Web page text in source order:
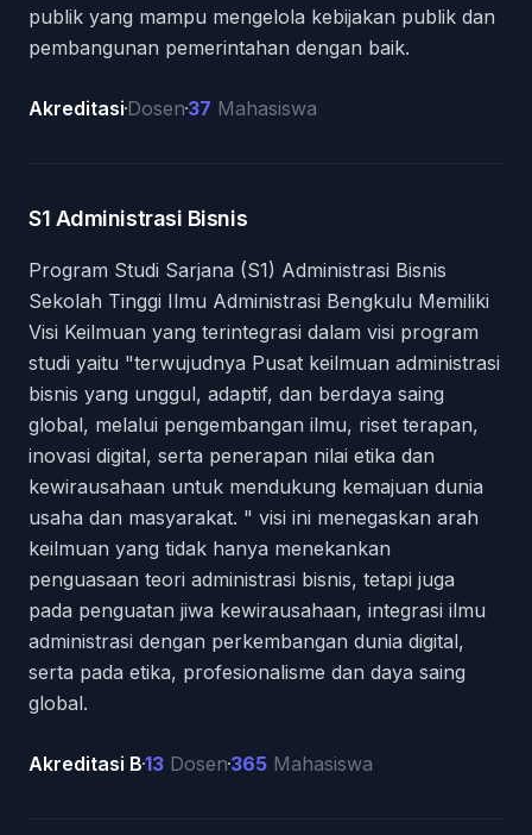
publik yang mampu mengelola kebijakan publik dan
pembangunan pemerintahan dengan baik.
Akreditasi Dosen 37 Mahasiswa
Role
S1 Administrasi Bisnis
Description
Program Studi Sarjana (S1) Administrasi Bisnis
Sekolah Tinggi Ilmu Administrasi Bengkulu Memiliki
Visi Keilmuan yang terintegrasi dalam visi program
studi yaitu "terwujudnya Pusat keilmuan administrasi
bisnis yang unggul, adaptif, dan berdaya saing
global, melalui pengembangan ilmu, riset terapan,
inovasi digital, serta penerapan nilai etika dan
kewirausahaan untuk mendukung kemajuan dunia
usaha dan masyarakat. " visi ini menegaskan arah
keilmuan yang tidak hanya menekankan
penguasaan teori administrasi bisnis, tetapi juga
pada penguatan jiwa kewirausahaan, integrasi ilmu
administrasi dengan perkembangan dunia digital,
serta pada etika, profesionalisme dan daya saing
global.
Akreditasi
Akreditasi B
Dosen
13 Dosen
Mahasiswa
365 Mahasiswa